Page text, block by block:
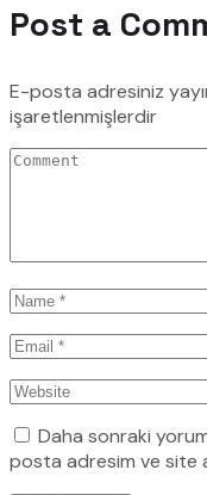
Post a
E-posta adresiniz
işaretlenmişlerdir
Daha sonraki
posta adresim ve site